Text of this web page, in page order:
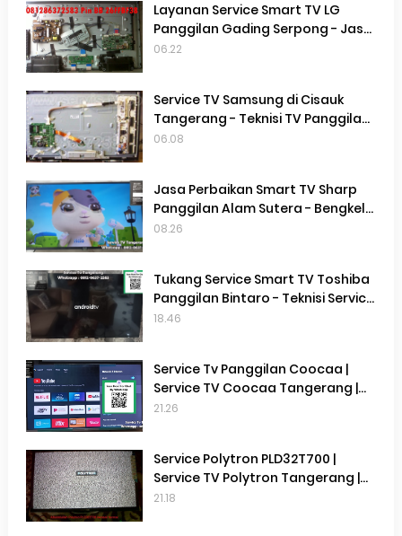
Layanan Service Smart TV LG
Panggilan Gading Serpong - Jasa
Service Smart TV LG Panggilan
06.22
Service TV Samsung di Cisauk
Tangerang - Teknisi TV Panggilan
Terdekat Di Cisauk Tangerang
06.08
Jasa Perbaikan Smart TV Sharp
Panggilan Alam Sutera - Bengkel
Service Smart TV Sharp Panggilan
08.26
Tukang Service Smart TV Toshiba
Panggilan Bintaro - Teknisi Service
Smart TV Toshiba Terdekat
18.46
Service Tv Panggilan Coocaa |
Service TV Coocaa Tangerang |
Service TV Terdekat di Gading
21.26
Service Polytron PLD32T700 |
Service TV Polytron Tangerang |
Service Tv Terdekat Gading
21.18